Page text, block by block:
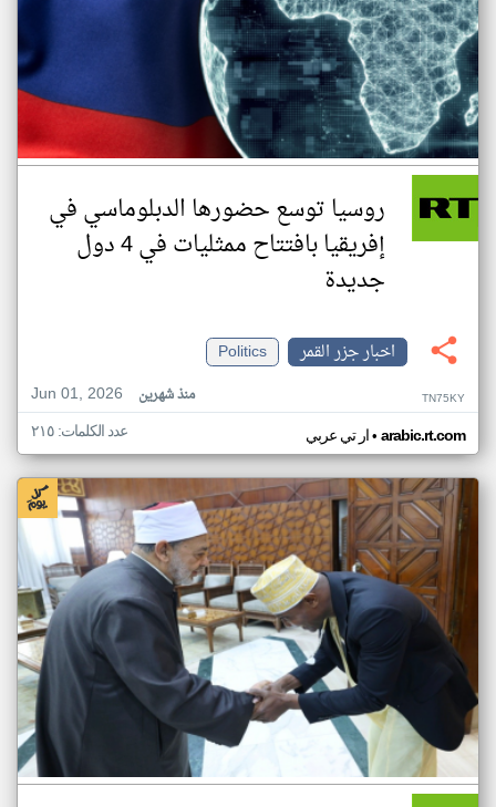
روسيا توسع حضورها الدبلوماسي في
إفريقيا بافتتاح ممثليات في 4 دول
جديدة
اخبار جزر القمر
Politics
Jun 01, 2026
منذ شهرين TN75KY
ار تي عربي• arabic.rt.com عدد الكلمات: ٢١٥